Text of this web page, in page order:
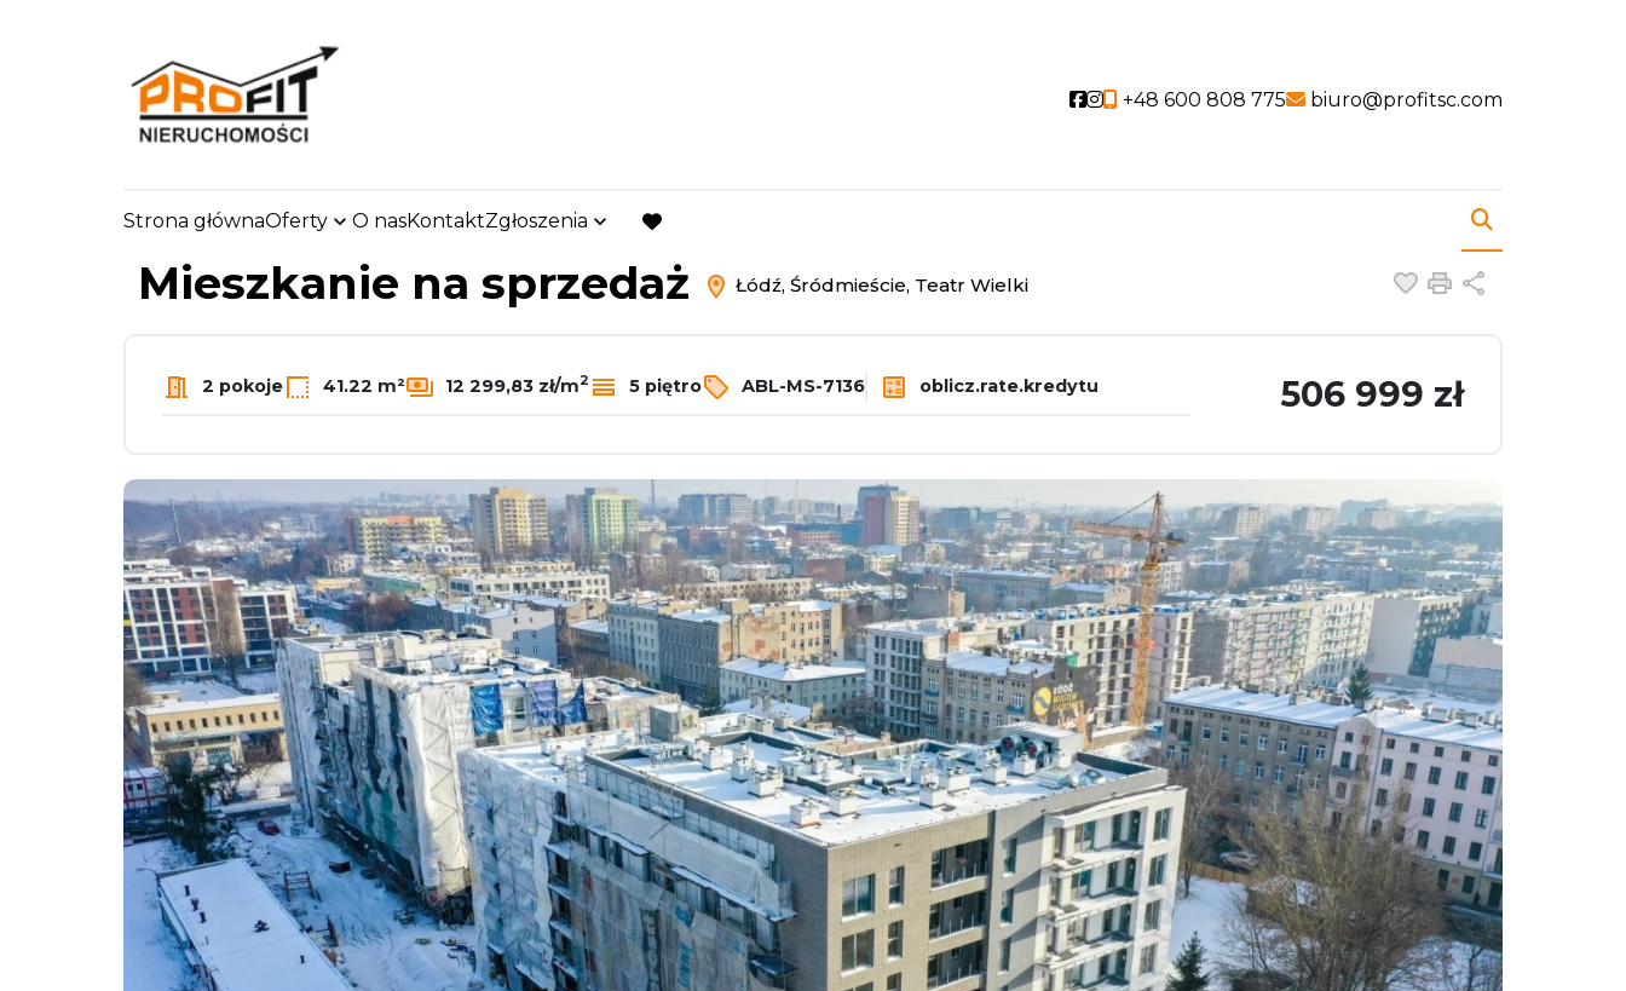
Social link
Social link
+48 600 808 775 biuro@profitsc.com
Strona głównaOferty O nasKontaktZgłoszenia
favorite
strona.glowna Oferty Mieszkania Sprzedaż Łódź Śródmieście
Mieszkanie na sprzedaż Łódź, Śródmieście, Teatr Wielki Dodaj do
Drukuj
2 pokoje 41.22 m² 12 299,83 zł/m2 5 piętro ABL-MS-7136 oblicz.rate.kredytu 506 999 zł